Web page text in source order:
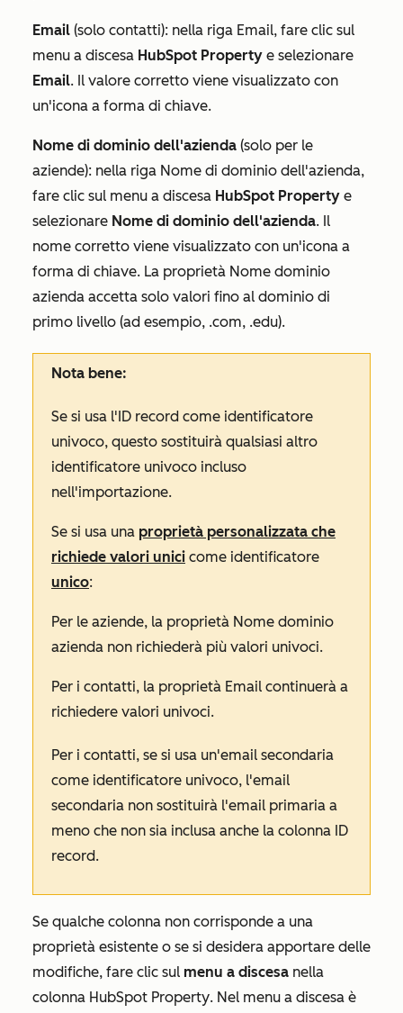
Email (solo contatti): nella riga Email, fare clic sul
menu a discesa HubSpot Property e selezionare
Email. Il valore corretto viene visualizzato con
un'icona a forma di chiave.
Nome di dominio dell'azienda (solo per le
aziende): nella riga Nome di dominio dell'azienda,
fare clic sul menu a discesa HubSpot Property e
selezionare Nome di dominio dell'azienda. Il
nome corretto viene visualizzato con un'icona a
forma di chiave. La proprietà Nome dominio
azienda accetta solo valori fino al dominio di
primo livello (ad esempio, .com, .edu).
Nota bene:
Se si usa l'ID record come identificatore
univoco, questo sostituirà qualsiasi altro
identificatore univoco incluso
nell'importazione.
Se si usa una proprietà personalizzata che
richiede valori unici come identificatore
unico:
Per le aziende, la proprietà Nome dominio
azienda non richiederà più valori univoci.
Per i contatti, la proprietà Email continuerà a
richiedere valori univoci.
Per i contatti, se si usa un'email secondaria
come identificatore univoco, l'email
secondaria non sostituirà l'email primaria a
meno che non sia inclusa anche la colonna ID
record.
Se qualche colonna non corrisponde a una
proprietà esistente o se si desidera apportare delle
modifiche, fare clic sul menu a discesa nella
colonna HubSpot Property. Nel menu a discesa è